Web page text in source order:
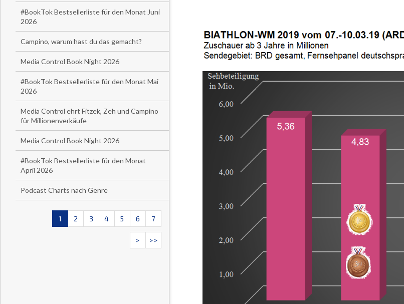
#BookTok Bestsellerliste für den Monat Juni
2026
Campino, warum hast du das gemacht?
Media Control Book Night 2026
#BookTok Bestsellerliste für den Monat Mai
2026
Media Control ehrt Fitzek, Zeh und Campino
für Millionenverkäufe
Media Control Book Night 2026
#BookTok Bestsellerliste für den Monat
April 2026
Podcast Charts nach Genre
1 2 3 4 5 6 7
> >>